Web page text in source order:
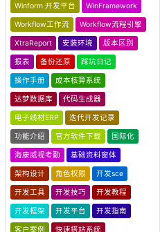
Winform 开发平台 WinFramework
Workflow工作流 Workflow流程引擎
XtraReport 安装环境 版本区别
报表 备份还原 踩坑日记
操作手册 成本核算系统
达梦数据库 代码生成器
电子线材ERP 迭代开发记录
功能介绍 官方软件下载 国际化
海康威视考勤 基础资料窗体
架构设计 角色权限 开发sce
开发工具 开发技巧 开发教程
开发框架 开发平台 开发指南
客户案例 快速搭站系统